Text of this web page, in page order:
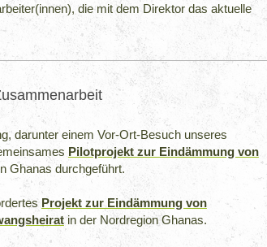
die mit dem Direktor das aktuelle
darunter einem Vor-Ort-Besuch unseres
Pilotprojekt zur Eindämmung von
Ghanas durchgeführt.
Projekt zur Eindämmung von
in der Nordregion Ghanas.